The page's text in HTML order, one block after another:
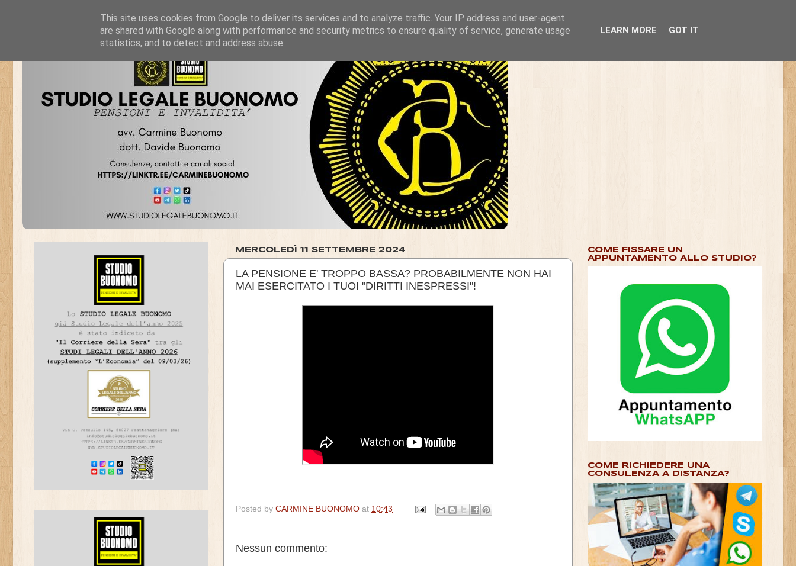
MERCOLEDÌ 11 SETTEMBRE 2024
LA PENSIONE E' TROPPO BASSA? PROBABILMENTE NON HAI
MAI ESERCITATO I TUOI "DIRITTI INESPRESSI"!
Posted by CARMINE BUONOMO at 10:43
Nessun commento:
COME FISSARE UN
APPUNTAMENTO ALLO STUDIO?
COME RICHIEDERE UNA
CONSULENZA A DISTANZA?
This site uses cookies from Google to deliver its services and to analyze traffic. Your IP address and user-agent
are shared with Google along with performance and security metrics to ensure quality of service, generate usage
statistics, and to detect and address abuse.
LEARN MORE GOT IT